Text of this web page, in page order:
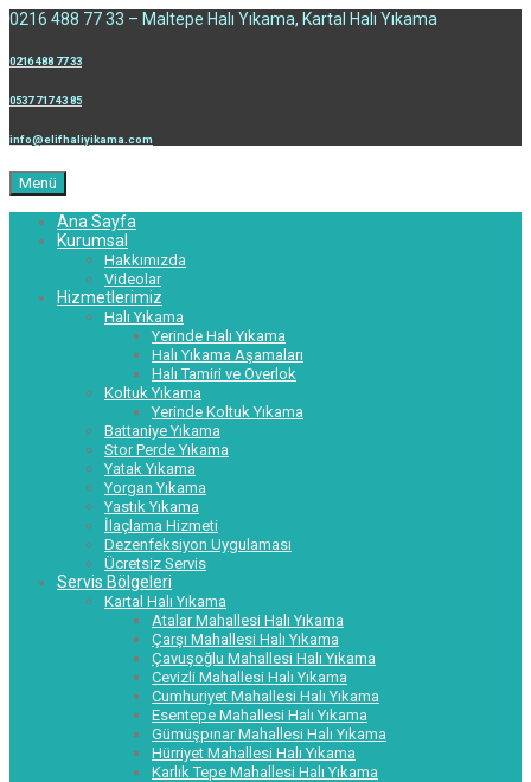
0216 488 77 33 – Maltepe Halı Yıkama, Kartal Halı Yıkama
0216 488 77 33
0537 717 43 85
info@elifhaliyikama.com
Menü
Ana Sayfa
Kurumsal
Hakkımızda
Videolar
Hizmetlerimiz
Halı Yıkama
Yerinde Halı Yıkama
Halı Yıkama Aşamaları
Halı Tamiri ve Overlok
Koltuk Yıkama
Yerinde Koltuk Yıkama
Battaniye Yıkama
Stor Perde Yıkama
Yatak Yıkama
Yorgan Yıkama
Yastık Yıkama
İlaçlama Hizmeti
Dezenfeksiyon Uygulaması
Ücretsiz Servis
Servis Bölgeleri
Kartal Halı Yıkama
Atalar Mahallesi Halı Yıkama
Çarşı Mahallesi Halı Yıkama
Çavuşoğlu Mahallesi Halı Yıkama
Cevizli Mahallesi Halı Yıkama
Cumhuriyet Mahallesi Halı Yıkama
Esentepe Mahallesi Halı Yıkama
Gümüşpınar Mahallesi Halı Yıkama
Hürriyet Mahallesi Halı Yıkama
Karlık Tepe Mahallesi Halı Yıkama